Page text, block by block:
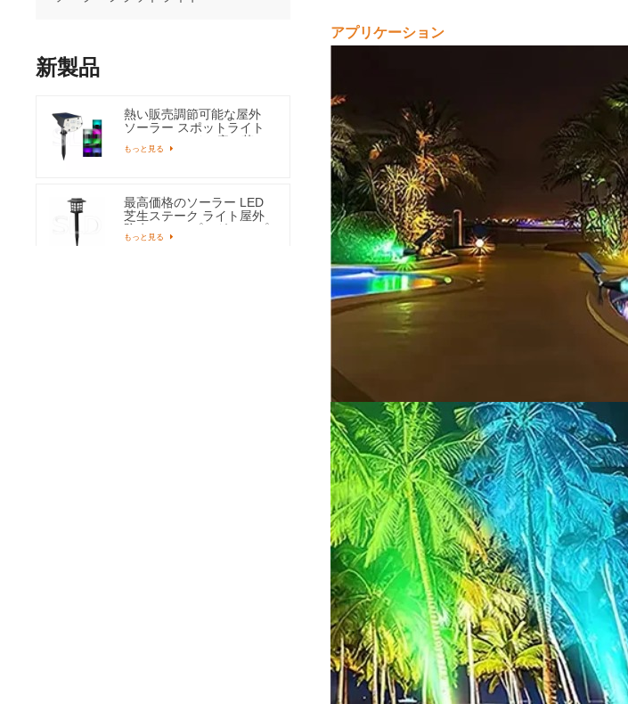
アプリケーション
新製品
熱い販売調節可能な屋外
ソーラー スポットライト
RGB Led ライト庭の草や
庭用
もっと見る
最高価格のソーラー LED
芝生ステーク ライト屋外
防水アース プラグ ランプ
庭の通路用
もっと見る